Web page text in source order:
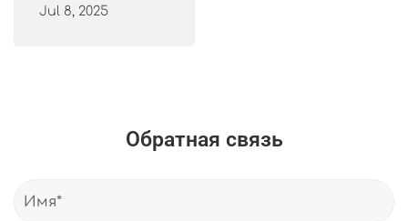
Jul 8, 2025
Обратная связь